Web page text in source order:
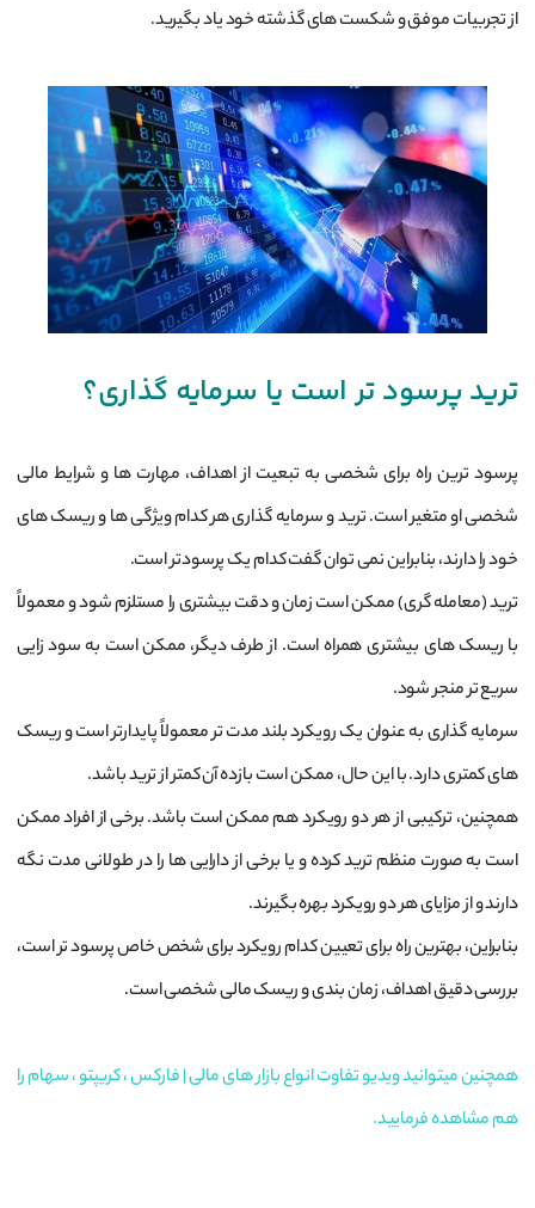
از تجربیات موفق و شکست ‌های گذشته خود یاد بگیرید.
ترید پرسود تر است یا سرمایه‌ گذاری‌؟
پرسود ترین راه برای شخصی به تبعیت از اهداف، مهارت‌ ها و شرایط مالی
شخصی او متغیر است. ترید و سرمایه‌ گذاری هر کدام ویژگی‌ ها و ریسک ‌های
خود را دارند، بنابراین نمی ‌توان گفت کدام یک پرسودتر است.
ترید (معامله ‌گری) ممکن است زمان و دقت بیشتری را مستلزم شود و معمولاً
با ریسک ‌های بیشتری همراه است. از طرف دیگر، ممکن است به سود زایی
سریع ‌تر منجر شود.
سرمایه ‌گذاری به عنوان یک رویکرد بلند مدت ‌تر معمولاً پایدارتر است و ریسک‌
های کمتری دارد. با این حال، ممکن است بازده آن کمتر از ترید باشد.
همچنین، ترکیبی از هر دو رویکرد هم ممکن است باشد. برخی از افراد ممکن
است به صورت منظم ترید کرده و یا برخی از دارایی ‌ها را در طولانی مدت نگه
دارند و از مزایای هر دو رویکرد بهره بگیرند.
بنابراین، بهترین راه برای تعیین کدام رویکرد برای شخص خاص پرسود تر است،
بررسی دقیق اهداف، زمان بندی و ریسک مالی شخصی است.
همچنین میتوانید ویدیو تفاوت انواع بازار های مالی | فارکس ، کریپتو ، سهام را
هم مشاهده فرمایید.